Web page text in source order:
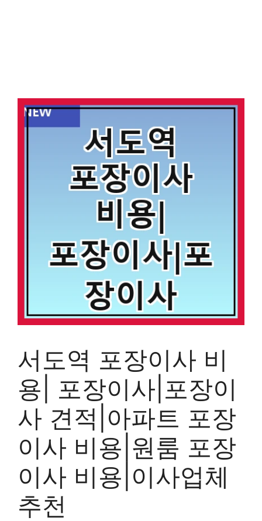
서도역 포장이사 비
용| 포장이사|포장이
사 견적|아파트 포장
이사 비용|원룸 포장
이사 비용|이사업체
추천